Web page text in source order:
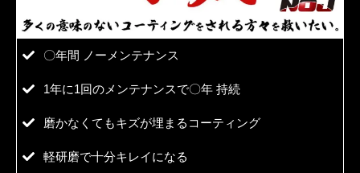
〇年間 ノーメンテナンス
1年に1回のメンテナンスで〇年 持続
磨かなくてもキズが埋まるコーティング
軽研磨で十分キレイになる